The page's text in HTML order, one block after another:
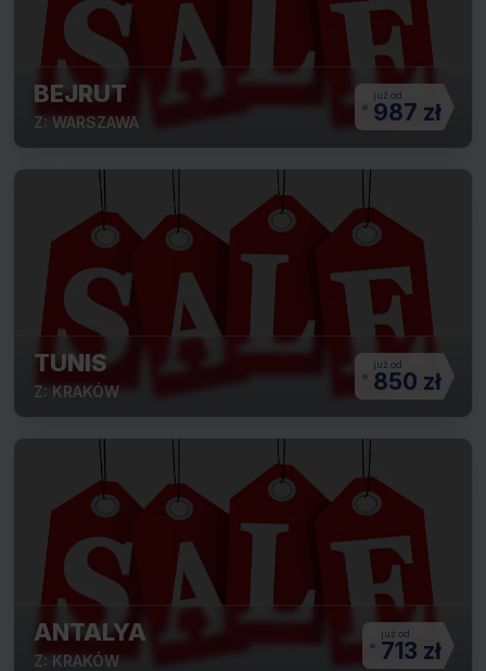
BEJRUT
Z: WARSZAWA 987 zł
TUNIS
Z: KRAKÓW 850 zł
ANTALYA
Z: KRAKÓW 713 zł